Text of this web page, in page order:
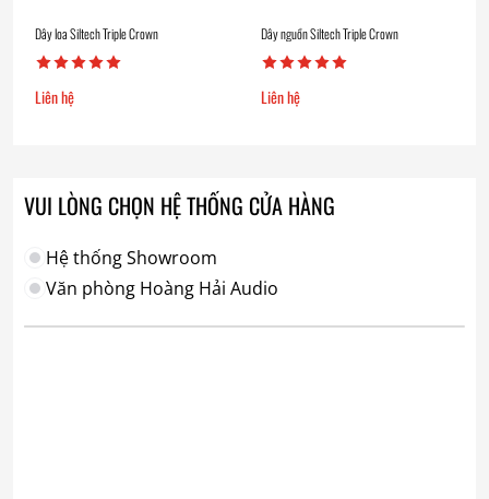
Dây loa Siltech Triple Crown
Liên hệ
Dây nguồn Siltech Triple Crown
Liên hệ
VUI LÒNG CHỌN HỆ THỐNG CỬA HÀNG
Hệ thống Showroom
Văn phòng Hoàng Hải Audio